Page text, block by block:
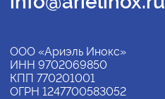
ООО «Ариэль Инокс»
ИНН 9702069850
КПП 770201001
ОГРН 1247700583052